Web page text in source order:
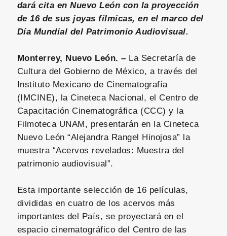
dará cita en Nuevo León con la proyección
de 16 de sus joyas fílmicas, en el marco del
Día Mundial del Patrimonio Audiovisual.
Monterrey, Nuevo León. – La Secretaría de
Cultura del Gobierno de México, a través del
Instituto Mexicano de Cinematografía
(IMCINE), la Cineteca Nacional, el Centro de
Capacitación Cinematográfica (CCC) y la
Filmoteca UNAM, presentarán en la Cineteca
Nuevo León “Alejandra Rangel Hinojosa” la
muestra “Acervos revelados: Muestra del
patrimonio audiovisual”.
Esta importante selección de 16 películas,
divididas en cuatro de los acervos más
importantes del País, se proyectará en el
espacio cinematográfico del Centro de las